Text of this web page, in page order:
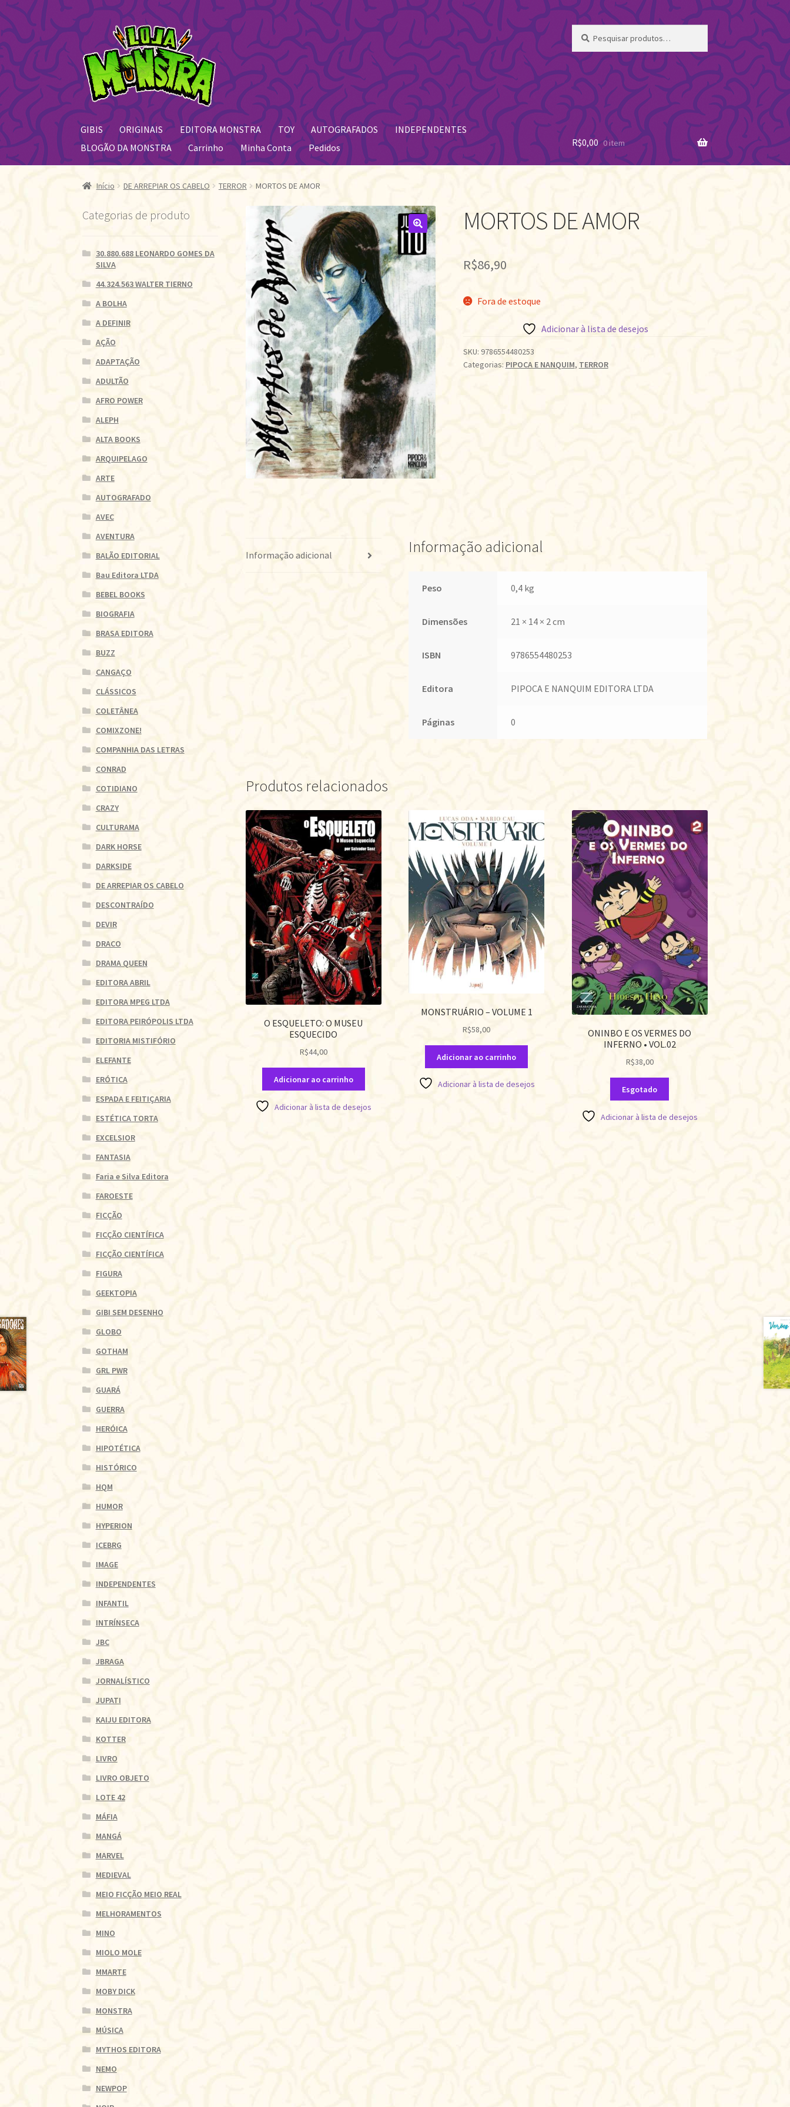
Pular
para
navegação
Pular
para
o
conteúdo
por:
GIBIS ORIGINAIS EDITORA MONSTRA TOY AUTOGRAFADOS
INDEPENDENTES
BLOGÃO DA MONSTRA
Carrinho Minha Conta Pedidos R$0,00 0 item
Início DE ARREPIAR OS CABELO TERROR MORTOS DE AMOR
MORTOS DE AMOR
R$86,90
Fora de estoque
Adicionar à lista de desejos
SKU: 9786554480253
Categorias: PIPOCA E NANQUIM, TERROR
Informação adicional Informação adicional
Peso 0,4 kg
Dimensões 21 × 14 × 2 cm
ISBN 9786554480253
Editora PIPOCA E NANQUIM EDITORA LTDA
Páginas 0
Produtos relacionados
O ESQUELETO: O MUSEU
ESQUECIDO
R$44,00
Adicionar ao carrinho
Adicionar à lista de desejos
MONSTRUÁRIO – VOLUME 1
R$58,00
Adicionar ao carrinho
Adicionar à lista de desejos
ONINBO E OS VERMES DO
INFERNO • VOL.02
R$38,00
Esgotado
Adicionar à lista de desejos
Categorias de produto
30.880.688 LEONARDO GOMES DA
SILVA
44.324.563 WALTER TIERNO
A BOLHA
A DEFINIR
AÇÃO
ADAPTAÇÃO
ADULTÃO
AFRO POWER
ALEPH
ALTA BOOKS
ARQUIPELAGO
ARTE
AUTOGRAFADO
AVEC
AVENTURA
BALÃO EDITORIAL
Bau Editora LTDA
BEBEL BOOKS
BIOGRAFIA
BRASA EDITORA
BUZZ
CANGAÇO
CLÁSSICOS
COLETÂNEA
COMIXZONE!
COMPANHIA DAS LETRAS
CONRAD
COTIDIANO
CRAZY
CULTURAMA
DARK HORSE
DARKSIDE
DE ARREPIAR OS CABELO
DESCONTRAÍDO
DEVIR
DRACO
DRAMA QUEEN
EDITORA ABRIL
EDITORA MPEG LTDA
EDITORA PEIRÓPOLIS LTDA
EDITORIA MISTIFÓRIO
ELEFANTE
ERÓTICA
ESPADA E FEITIÇARIA
ESTÉTICA TORTA
EXCELSIOR
FANTASIA
Faria e Silva Editora
FAROESTE
FICÇÃO
FICÇÃO CIENTÍFICA
FICÇÃO CIENTÍFICA
FIGURA
GEEKTOPIA
GIBI SEM DESENHO
GLOBO
GOTHAM
GRL PWR
GUARÁ
GUERRA
HERÓICA
HIPOTÉTICA
HISTÓRICO
HQM
HUMOR
HYPERION
ICEBRG
IMAGE
INDEPENDENTES
INFANTIL
INTRÍNSECA
JBC
JBRAGA
JORNALÍSTICO
JUPATI
KAIJU EDITORA
KOTTER
LIVRO
LIVRO OBJETO
LOTE 42
MÁFIA
MANGÁ
MARVEL
MEDIEVAL
MEIO FICÇÃO MEIO REAL
MELHORAMENTOS
MINO
MIOLO MOLE
MMARTE
MOBY DICK
MONSTRA
MÚSICA
MYTHOS EDITORA
NEMO
NEWPOP